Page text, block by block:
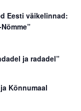
Eesti väikelinnad:
ja radadel”
Kõnnumaal